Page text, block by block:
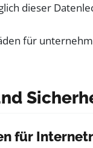
dieser
für